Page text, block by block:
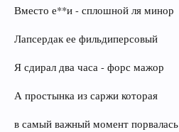
Вместо е**и - сплошной ля минор
Лапсердак ее фильдиперсовый
Я сдирал два часа - форс мажор
А простынка из саржи которая
в самый важный момент порвалась